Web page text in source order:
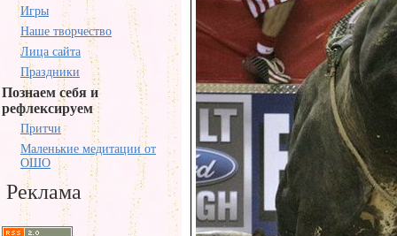
Игры
Наше творчество
Лица сайта
Праздники
Познаем себя и
рефлексируем
Притчи
Маленькие медитации от
ОШО
Реклама